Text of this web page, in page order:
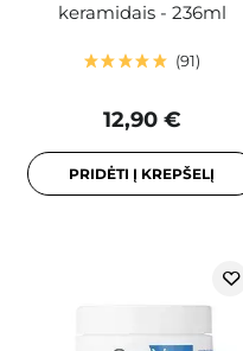
keramidais - 236ml
91
12,90 €
PRIDĖTI Į KREPŠELĮ